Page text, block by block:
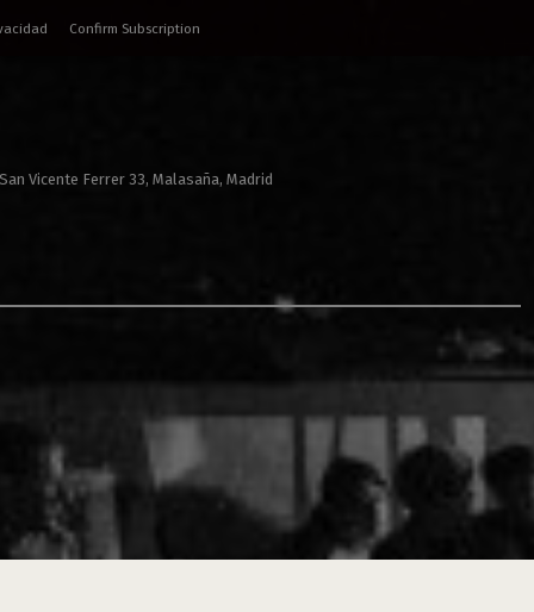
Confirm Subscription
Vicente Ferrer 33, Malasaña, Madrid